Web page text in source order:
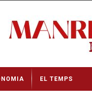
EL TEMPS